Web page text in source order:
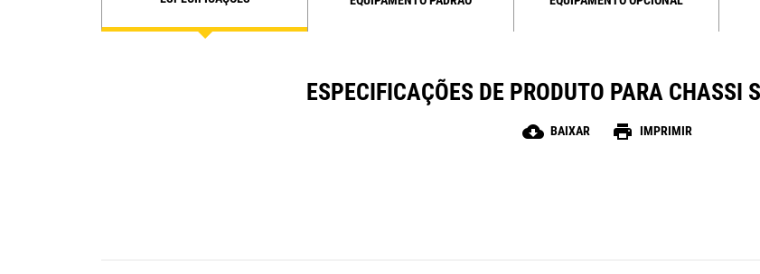
ESPECIFICAÇÕES DE PRODUTO PARA CHASSI
cloud_download BAIXAR print IMPRIMIR